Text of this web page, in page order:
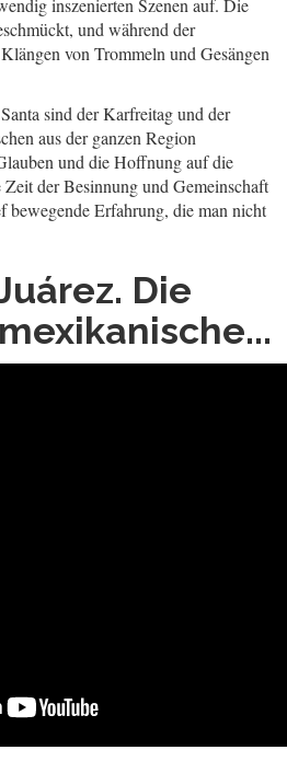
inszenierten Szenen auf. Die
und während der
von Trommeln und Gesängen
sind der Karfreitag und der
aus der ganzen Region
und die Hoffnung auf die
der Besinnung und Gemeinschaft
bewegende Erfahrung, die man nicht
Die